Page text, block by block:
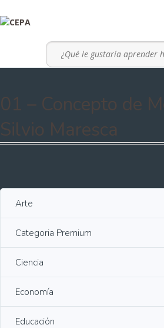
01 – Concepto de
Silvio Maresca
Arte
Categoria Premium
Ciencia
Economía
Educación